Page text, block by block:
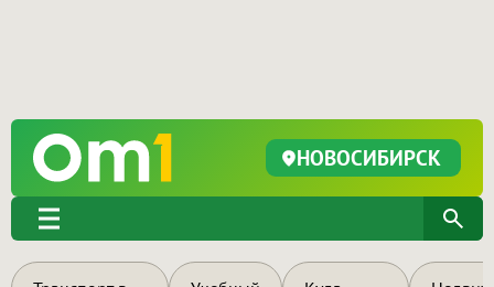
НОВОСИБИРСК